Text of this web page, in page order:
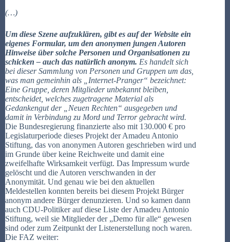
(…)
Um diese Szene aufzuklären, gibt es auf der Website ein
eigenes Formular, um den anonymen jungen Autoren
Hinweise über solche Personen und Organisationen zu
schicken – auch das natürlich anonym. Es handelt sich
bei dieser Sammlung von Personen und Gruppen um das,
was man gemeinhin als „Internet-Pranger“ bezeichnet:
Eine Gruppe, deren Mitglieder unbekannt bleiben,
entscheidet, welches zugetragene Material als
Gedankengut der „Neuen Rechten“ ausgegeben und
damit in Verbindung zu Mord und Terror gebracht wird.
Die Bundesregierung finanzierte also mit 130.000 € pro
Legislaturperiode dieses Projekt der Amadeu Antonio
Stiftung, das von anonymen Autoren geschrieben wird und
im Grunde über keine Reichweite und damit eine
zweifelhafte Wirksamkeit verfügt. Das Impressum wurde
gelöscht und die Autoren verschwanden in der
Anonymität. Und genau wie bei den aktuellen
Meldestellen konnten bereits bei diesem Projekt Bürger
anonym andere Bürger denunzieren. Und so kamen dann
auch CDU-Politiker auf diese Liste der Amadeu Antonio
Stiftung, weil sie Mitglieder der „Demo für alle“ gewesen
sind oder zum Zeitpunkt der Listenerstellung noch waren.
Die FAZ weiter: